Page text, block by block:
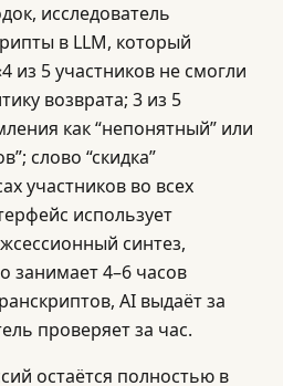
исследователь
в LLM, который
из 5 участников не смогли
возврата; 3 из 5
как “непонятный” или
слово “скидка”
участников во всех
использует
синтез,
занимает 4–6 часов
AI выдаёт за
проверяет за час.
остаётся полностью в